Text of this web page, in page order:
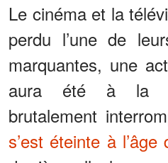
Le cinéma et la
perdu l’une de
marquantes, une
aura été à la
brutalement
s’est éteinte à